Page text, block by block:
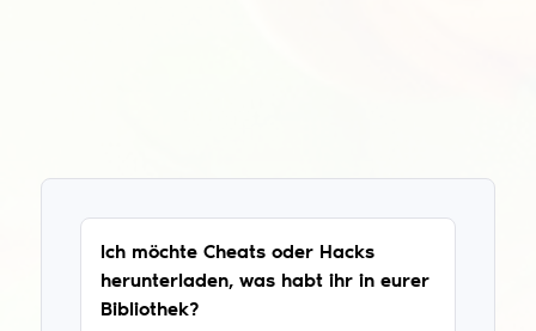
Ich möchte Cheats oder Hacks
herunterladen, was habt ihr in eurer
Bibliothek?